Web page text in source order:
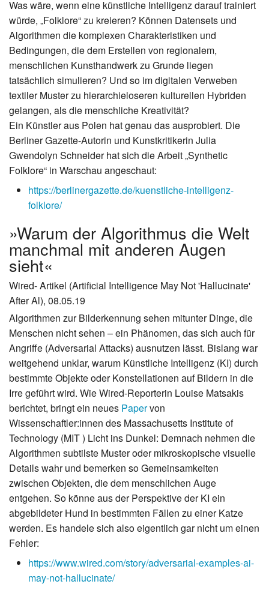
Was wäre, wenn eine künstliche Intelligenz darauf trainiert
würde, „Folklore“ zu kreieren? Können Datensets und
Algorithmen die komplexen Charakteristiken und
Bedingungen, die dem Erstellen von regionalem,
menschlichen Kunsthandwerk zu Grunde liegen
tatsächlich simulieren? Und so im digitalen Verweben
textiler Muster zu hierarchieloseren kulturellen Hybriden
gelangen, als die menschliche Kreativität?
Ein Künstler aus Polen hat genau das ausprobiert. Die
Berliner Gazette-Autorin und Kunstkritikerin Julia
Gwendolyn Schneider hat sich die Arbeit „Synthetic
Folklore“ in Warschau angeschaut:
https://berlinergazette.de/kuenstliche-intelligenz-
folklore/
»Warum der Algorithmus die Welt
manchmal mit anderen Augen
sieht«
Wired- Artikel (Artificial Intelligence May Not 'Hallucinate'
After Al), 08.05.19
Algorithmen zur Bilderkennung sehen mitunter Dinge, die
Menschen nicht sehen – ein Phänomen, das sich auch für
Angriffe (Adversarial Attacks) ausnutzen lässt. Bislang war
weitgehend unklar, warum Künstliche Intelligenz (KI) durch
bestimmte Objekte oder Konstellationen auf Bildern in die
Irre geführt wird. Wie Wired-Reporterin Louise Matsakis
berichtet, bringt ein neues Papervon
Wissenschaftler:innen des Massachusetts Institute of
Technology (MIT ) Licht ins Dunkel: Demnach nehmen die
Algorithmen subtilste Muster oder mikroskopische visuelle
Details wahr und bemerken so Gemeinsamkeiten
zwischen Objekten, die dem menschlichen Auge
entgehen. So könne aus der Perspektive der KI ein
abgebildeter Hund in bestimmten Fällen zu einer Katze
werden. Es handele sich also eigentlich gar nicht um einen
Fehler:
https://www.wired.com/story/adversarial-examples-ai-
may-not-hallucinate/